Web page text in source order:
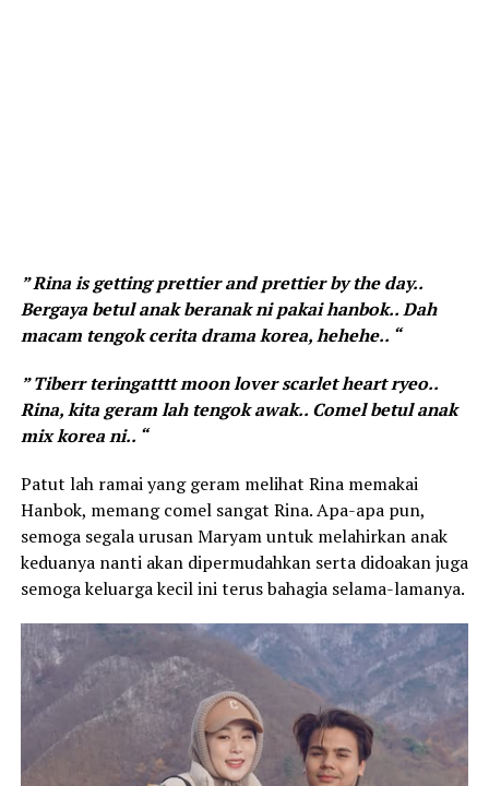
” Rina is getting prettier and prettier by the day..
Bergaya betul anak beranak ni pakai hanbok.. Dah
macam tengok cerita drama korea, hehehe.. “
” Tiberr teringatttt moon lover scarlet heart ryeo..
Rina, kita geram lah tengok awak.. Comel betul anak
mix korea ni.. “
Patut lah ramai yang geram melihat Rina memakai
Hanbok, memang comel sangat Rina. Apa-apa pun,
semoga segala urusan Maryam untuk melahirkan anak
keduanya nanti akan dipermudahkan serta didoakan juga
semoga keluarga kecil ini terus bahagia selama-lamanya.